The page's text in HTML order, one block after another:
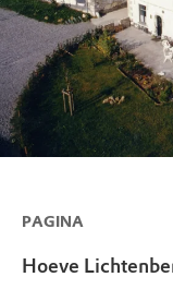
PAGINA
Hoeve